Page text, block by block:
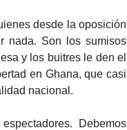
desde la oposición
nada. Son los sumisos
y los buitres le den el
en Ghana, que casi
nacional.
Debemos